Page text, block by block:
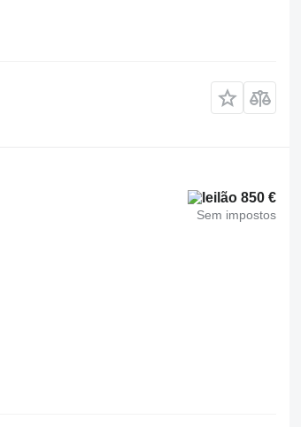
850 €
Sem impostos